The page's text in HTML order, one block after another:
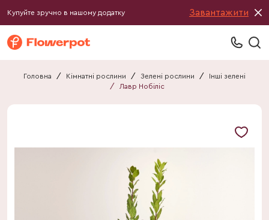
Купуйте зручно в нашому додатку Завантажити
Головна / Кімнатні рослини / Зелені рослини /
Інші зелені
/
Лавр Нобіліс